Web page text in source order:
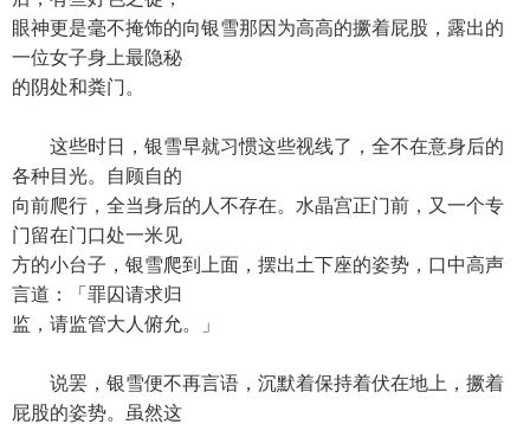
眼神更是毫不掩饰的向银雪那因为高高的撅着屁股，露出的
一位女子身上最隐秘
的阴处和粪门。
这些时日，银雪早就习惯这些视线了，全不在意身后的
各种目光。自顾自的
向前爬行，全当身后的人不存在。水晶宫正门前，又一个专
门留在门口处一米见
方的小台子，银雪爬到上面，摆出土下座的姿势，口中高声
言道：「罪囚请求归
监，请监管大人俯允。」
说罢，银雪便不再言语，沉默着保持着伏在地上，撅着
屁股的姿势。虽然这